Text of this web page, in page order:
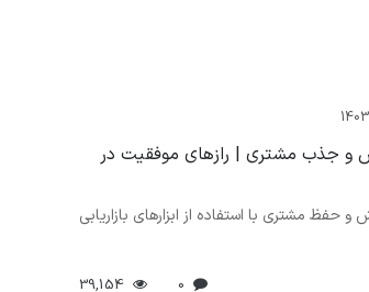
و جذب مشتری | رازهای موفقیت در
حفظ مشتری با استفاده از ابزارهای بازاریابی